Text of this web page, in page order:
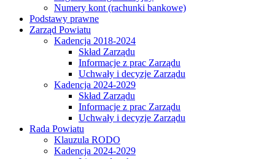
Numery kont (rachunki bankowe)
Podstawy prawne
Zarząd Powiatu
Kadencja 2018-2024
Skład Zarządu
Informacje z prac Zarządu
Uchwały i decyzje Zarządu
Kadencja 2024-2029
Skład Zarządu
Informacje z prac Zarządu
Uchwały i decyzje Zarządu
Rada Powiatu
Klauzula RODO
Kadencja 2024-2029